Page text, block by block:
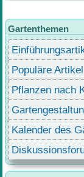
Gartenthemen
Populäre Artikel
Pflanzen nach
Kalender des